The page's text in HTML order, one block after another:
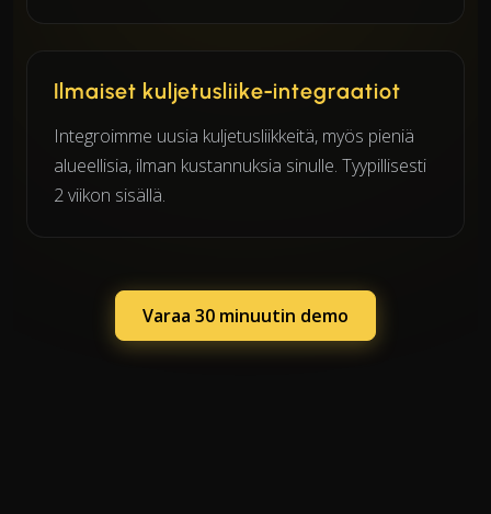
Ilmaiset kuljetusliike-integraatiot
Integroimme uusia kuljetusliikkeitä, myös pieniä
alueellisia, ilman kustannuksia sinulle. Tyypillisesti
2 viikon sisällä.
Varaa 30 minuutin demo